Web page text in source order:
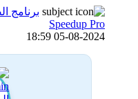
Speedup Pro
05-08-2024 18:59